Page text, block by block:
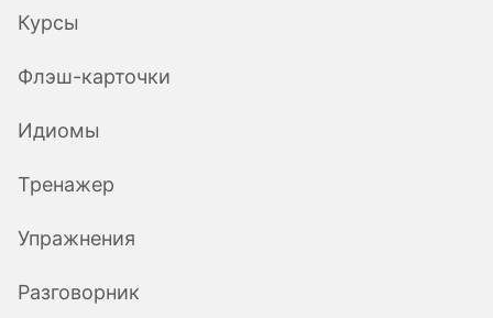
Курсы
Флэш-карточки
Идиомы
Тренажер
Упражнения
Разговорник